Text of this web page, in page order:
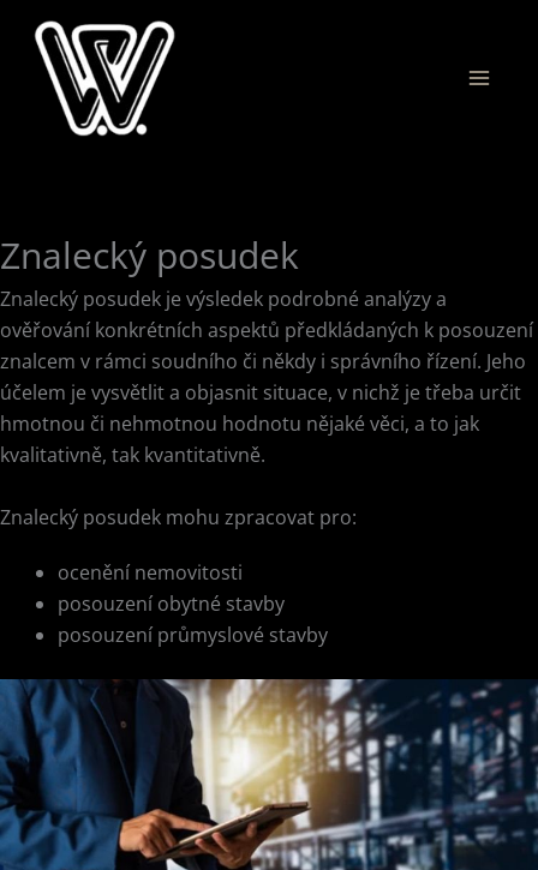
Přeskočit
obsah
Znalecký posudek
Znalecký posudek je výsledek podrobné analýzy a
ověřování konkrétních aspektů předkládaných k posouzení
znalcem v rámci soudního či někdy i správního řízení. Jeho
účelem je vysvětlit a objasnit situace, v nichž je třeba určit
hmotnou či nehmotnou hodnotu nějaké věci, a to jak
kvalitativně, tak kvantitativně.
Znalecký posudek mohu zpracovat pro:
ocenění nemovitosti
posouzení obytné stavby
posouzení průmyslové stavby